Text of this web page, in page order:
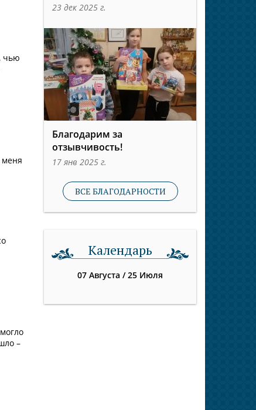
чью
меня
–
23 дек 2025 г.
Благодарим за
отзывчивость!
17 янв 2025 г.
ВСЕ БЛАГОДАРНОСТИ
Календарь
07 Августа /25 Июля